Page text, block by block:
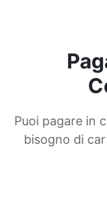
Puoi pagare in
bisogno di